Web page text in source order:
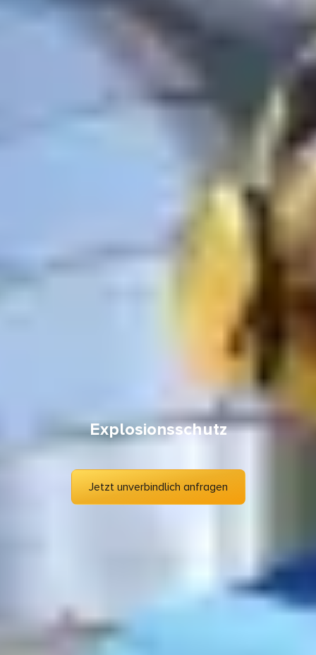
Explosionsschutz
Jetzt unverbindlich anfragen